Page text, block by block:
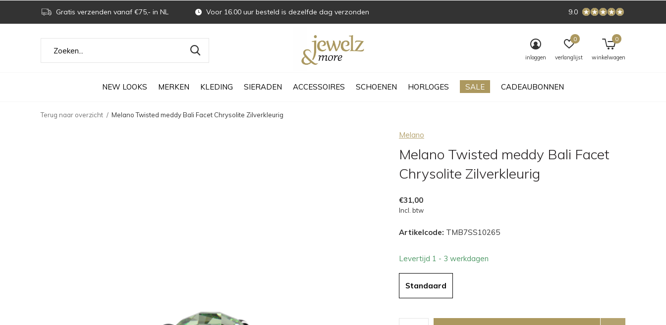
NEW LOOKS MERKEN KLEDING SIERADEN ACCESSOIRES SCHOENEN HORLOGES SALE CADEAUBONNEN
inloggen verlanglijst
0
winkelwagen
0
Gratis verzenden vanaf €75,- in NL Voor 16.00 uur besteld is dezelfde dag verzonden 9.0
Terug naar overzicht Melano Twisted meddy Bali Facet Chrysolite Zilverkleurig
Melano
Melano Twisted meddy Bali Facet
Chrysolite Zilverkleurig
€31,00
Incl. btw
Artikelcode: TMB7SS10265
Levertijd 1 - 3 werkdagen
Standaard